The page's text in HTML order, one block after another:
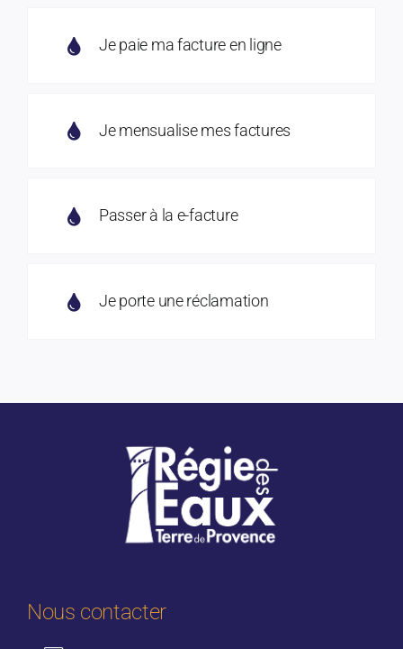
Je paie ma facture en ligne
Je mensualise mes factures
Passer à la e-facture
Je porte une réclamation
Nous contacter